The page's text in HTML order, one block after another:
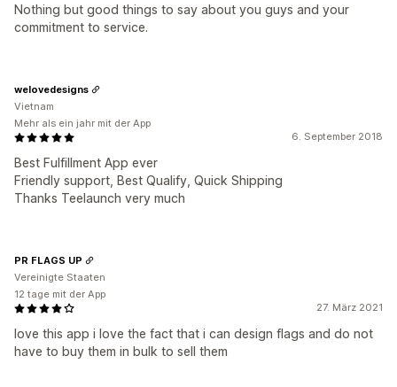
Nothing but good things to say about you guys and your
commitment to service.
6. September 2018
Best Fulfillment App ever
Friendly support, Best Qualify, Quick Shipping
Thanks Teelaunch very much
welovedesigns
Vietnam
Mehr als ein jahr mit der App
27. März 2021
love this app i love the fact that i can design flags and do not
have to buy them in bulk to sell them
PR FLAGS UP
Vereinigte Staaten
12 tage mit der App